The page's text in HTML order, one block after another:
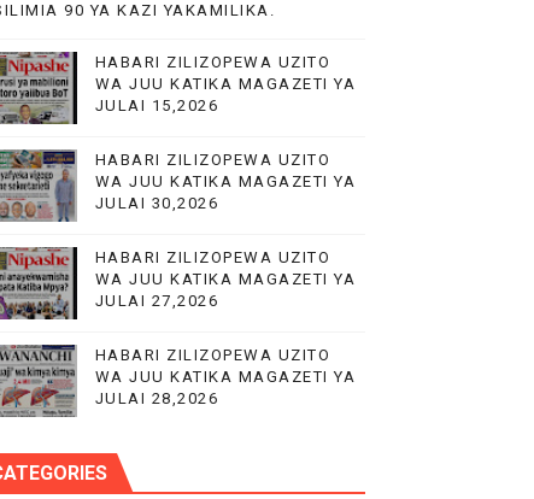
NANENANE
YA BARABARA
90 YA KAZI YAKAMILIKA.
HABARI ZILIZOPEWA UZITO
WA JUU KATIKA MAGAZETI YA
JULAI 15,2026
HABARI ZILIZOPEWA UZITO
WA JUU KATIKA MAGAZETI YA
JULAI 30,2026
HABARI ZILIZOPEWA UZITO
WA JUU KATIKA MAGAZETI YA
JULAI 27,2026
HABARI ZILIZOPEWA UZITO
WA JUU KATIKA MAGAZETI YA
JULAI 28,2026